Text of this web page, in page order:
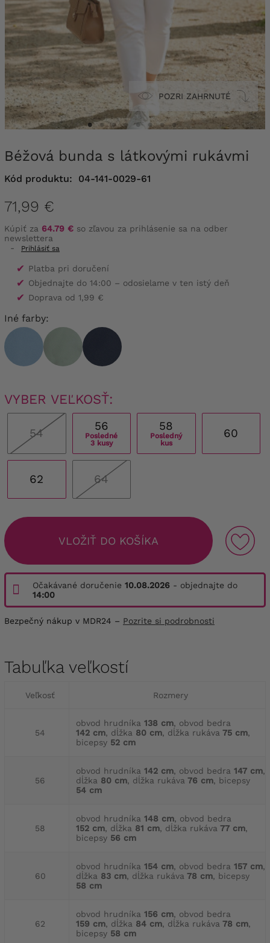
POZRI ZAHRNUTÉ
Béžová bunda s látkovými rukávmi
Kód produktu: 04-141-0029-61
71,99 €
Kúpiť za 64.79 € so zľavou za prihlásenie sa na odber
newslettera
-
Prihlásiť sa
✔ Platba pri doručení
✔ Objednajte do 14:00 – odosielame v ten istý deň
✔ Doprava od 1,99 €
Iné farby:
VYBER VEĽKOSŤ:
54
56
Posledné
3 kusy
58
Posledný
kus
60
62 64
VLOŽIŤ DO KOŠÍKA
Očakávané doručenie 10.08.2026 - objednajte do
14:00
Bezpečný nákup v MDR24 – Pozrite si podrobnosti
Tabuľka veľkostí
Veľkosť Rozmery
54
obvod hrudníka 138 cm, obvod bedra
142 cm, dĺžka 80 cm, dĺžka rukáva 75 cm,
bicepsy 52 cm
56
obvod hrudníka 142 cm, obvod bedra 147 cm,
dĺžka 80 cm, dĺžka rukáva 76 cm, bicepsy
54 cm
58
obvod hrudníka 148 cm, obvod bedra
152 cm, dĺžka 81 cm, dĺžka rukáva 77 cm,
bicepsy 56 cm
60
obvod hrudníka 154 cm, obvod bedra 157 cm,
dĺžka 83 cm, dĺžka rukáva 78 cm, bicepsy
58 cm
62
obvod hrudníka 156 cm, obvod bedra
159 cm, dĺžka 84 cm, dĺžka rukáva 78 cm,
bicepsy 58 cm